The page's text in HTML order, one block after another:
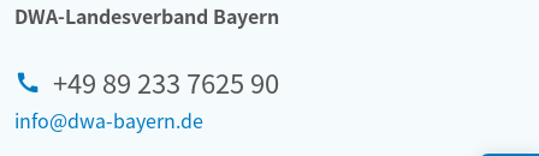
DWA-Landesverband Bayern
+49 89 233 7625 90
info@dwa-bayern.de